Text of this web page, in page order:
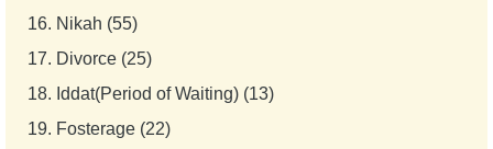
16. Nikah (55)
17. Divorce (25)
18. Iddat(Period of Waiting) (13)
19. Fosterage (22)